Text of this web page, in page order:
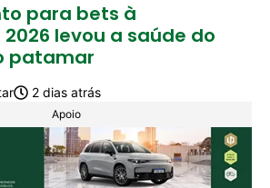
para bets à
levou a saúde do
patamar
2 dias atrás
Apoio